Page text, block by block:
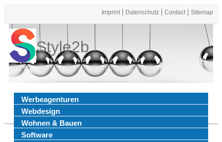
Imprint Datenschutz Contact Sitemap
Style2b
Werbeagenturen
Webdesign
Wohnen & Bauen
Software